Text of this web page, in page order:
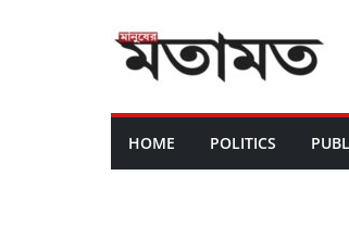
HOME POLITICS